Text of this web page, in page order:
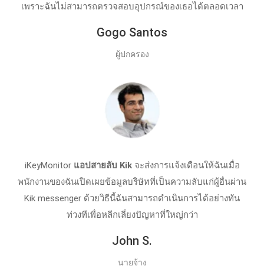
เพราะฉันไม่สามารถตรวจสอบอุปกรณ์ของเธอได้ตลอดเวลา
Gogo Santos
ผู้ปกครอง
iKeyMonitor แอปสายลับ Kikจะส่งการแจ้งเตือนให้ฉันเมื่อ
พนักงานของฉันเปิดเผยข้อมูลบริษัทที่เป็นความลับแก่ผู้อื่นผ่าน
Kik messenger ด้วยวิธีนี้ฉันสามารถดําเนินการได้อย่างทัน
ท่วงทีเพื่อหลีกเลี่ยงปัญหาที่ใหญ่กว่า
John S.
นายจ้าง